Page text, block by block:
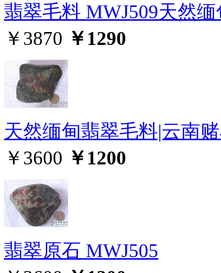
翡翠毛料 MWJ509天然
￥3870 ￥1290
天然缅甸翡翠毛料|云南
￥3600 ￥1200
翡翠原石 MWJ505